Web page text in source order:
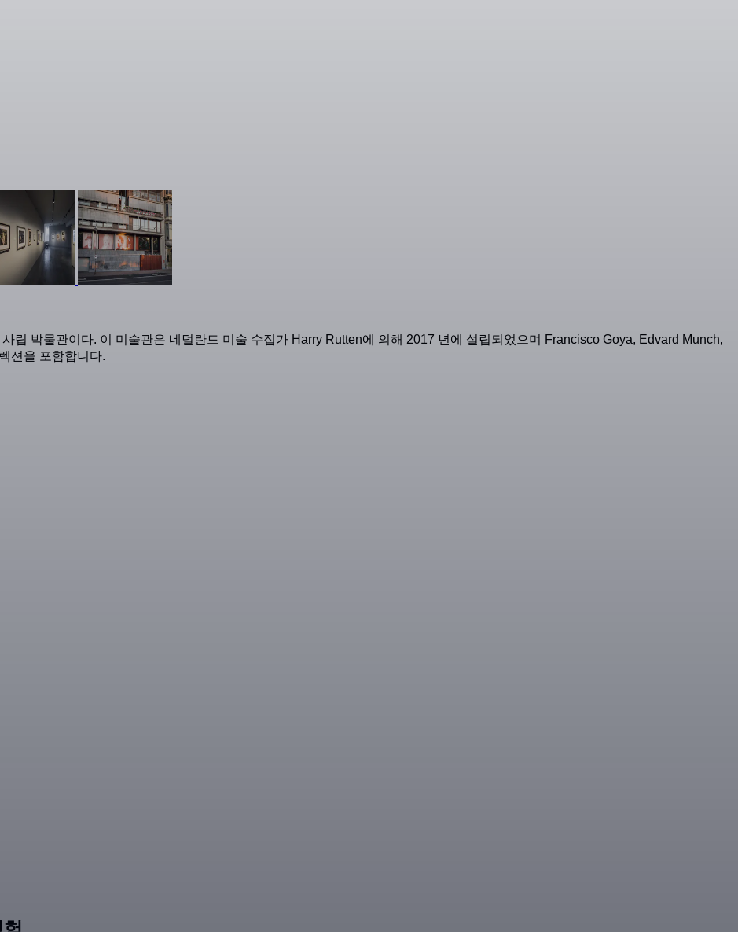
립 박물관이다. 이 미술관은 네덜란드 미술 수집가 Harry Rutten에 의해 2017 년에 설립되었으며 Francisco Goya, Edvard Munch,
션을 포함합니다.